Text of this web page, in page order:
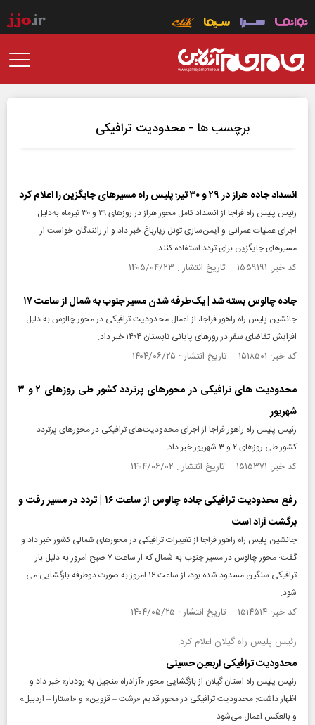
برچسب ها - محدودیت ترافیکی
انسداد جاده هراز در ۲۹ و ۳۰ تیر؛ پلیس راه مسیرهای جایگزین را اعلام کرد
رئیس پلیس راه فراجا از انسداد کامل محور هراز در روزهای ۲۹ و ۳۰ تیرماه به‌دلیل
اجرای عملیات عمرانی و ایمن‌سازی تونل زیارباغ خبر داد و از رانندگان خواست از
مسیرهای جایگزین برای تردد استفاده کنند.
کد خبر: ۱۵۵۹۱۹۱ تاریخ انتشار : ۱۴۰۵/۰۴/۲۳
جاده چالوس بسته شد | یک‌طرفه شدن مسیر جنوب به شمال از ساعت ۱۷
جانشین پلیس راه راهور فراجا، از اعمال محدودیت ترافیکی در محور چالوس به دلیل
افزایش تقاضای سفر در روزهای پایانی تابستان ۱۴۰۴ خبر داد.
کد خبر: ۱۵۱۸۵۰۱ تاریخ انتشار : ۱۴۰۴/۰۶/۲۵
محدودیت‌ های ترافیکی در محورهای پرتردد کشور طی روزهای ۲ و ۳
شهریور
رئیس پلیس راه راهور فراجا از اجرای محدودیت‌های ترافیکی در محورهای پرتردد
کشور طی روزهای ۲ و ۳ شهریور خبر داد.
کد خبر: ۱۵۱۵۳۷۱ تاریخ انتشار : ۱۴۰۴/۰۶/۰۲
رفع محدودیت ترافیکی جاده چالوس از ساعت ۱۶ | تردد در مسیر رفت و
برگشت آزاد است
جانشین پلیس راه راهور فراجا از تغییرات ترافیکی در محورهای شمالی کشور خبر داد و
گفت: محور چالوس در مسیر جنوب به شمال که از ساعت ۷ صبح امروز به دلیل بار
ترافیکی سنگین مسدود شده بود، از ساعت ۱۶ امروز به‌ صورت دوطرفه بازگشایی می
شود.
کد خبر: ۱۵۱۴۵۱۴ تاریخ انتشار : ۱۴۰۴/۰۵/۲۵
رئیس پلیس راه گیلان اعلام کرد:
محدودیت ترافیکی اربعین حسینی
رئیس پلیس راه استان گیلان از بازگشایی محور «آزادراه منجیل به رودبار» خبر داد و
اظهار داشت: محدودیت ترافیکی در محور قدیم «رشت – قزوین» و «آستارا – اردبیل»
و بالعکس اعمال می‌شود.